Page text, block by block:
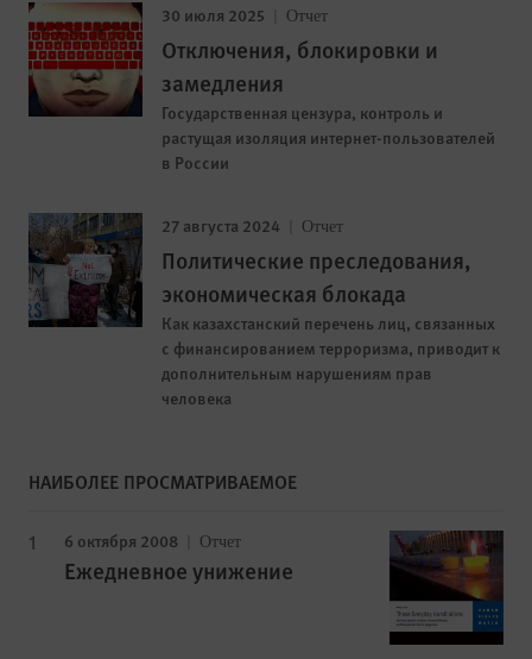
30 июля 2025 Отчет
Отключения, блокировки и
замедления
Государственная цензура, контроль и
растущая изоляция интернет-пользователей
в России
27 августа 2024 Отчет
Политические преследования,
экономическая блокада
Как казахстанский перечень лиц, связанных
с финансированием терроризма, приводит к
дополнительным нарушениям прав
человека
НАИБОЛЕЕ ПРОСМАТРИВАЕМОЕ
6 октября 2008 Отчет
Ежедневное унижение